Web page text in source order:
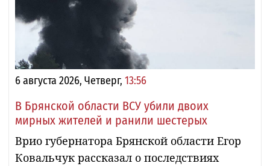
6 августа 2026, Четверг, 13:56
В Брянской области ВСУ убили двоих
мирных жителей и ранили шестерых
Врио губернатора Брянской области Егор
Ковальчук рассказал о последствиях